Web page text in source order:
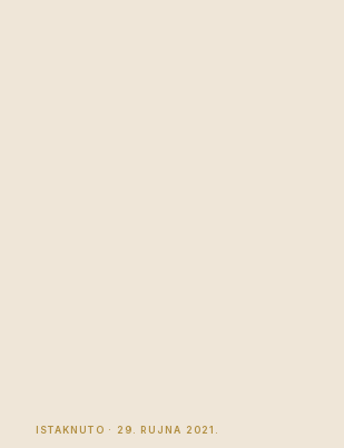
ISTAKNUTO · 29. RUJNA 2021.